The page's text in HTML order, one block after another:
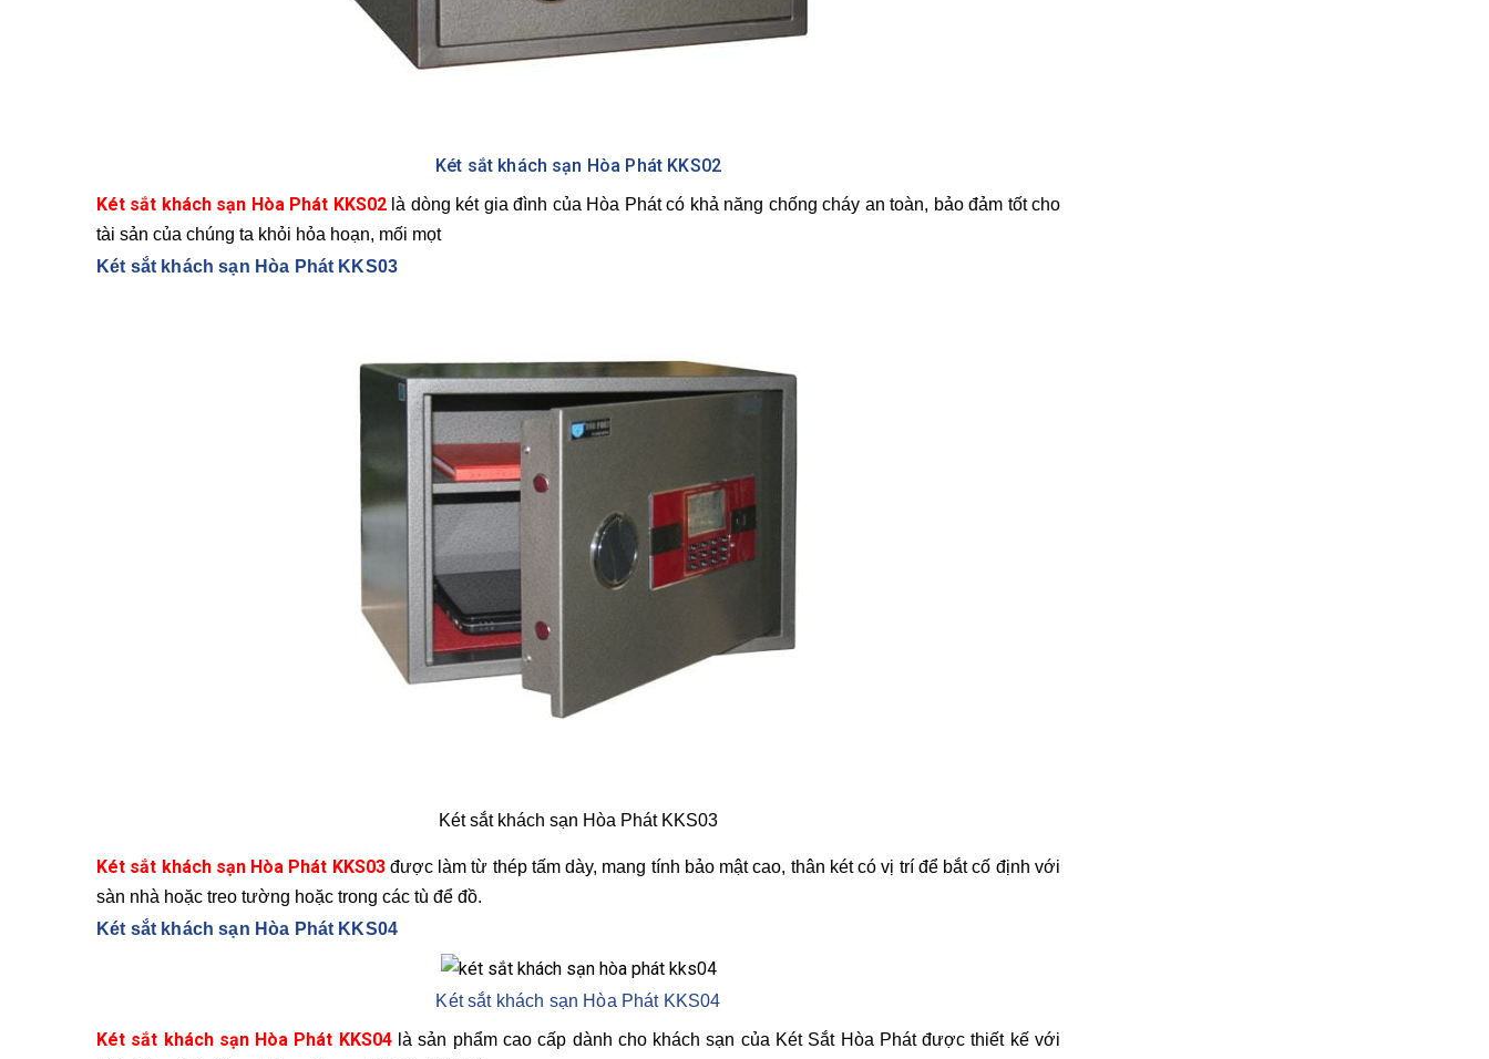
Két sắt khách sạn Hòa Phát KKS02
Két sắt khách sạn Hòa Phát KKS02 là dòng két gia đình của Hòa Phát có khả năng chống cháy an toàn, bảo đảm tốt cho
tài sản của chúng ta khỏi hỏa hoạn, mối mọt
Két sắt khách sạn Hòa Phát KKS03
Két sắt khách sạn Hòa Phát KKS03
Két sắt khách sạn Hòa Phát KKS03được làm từ thép tấm dày, mang tính bảo mật cao, thân két có vị trí để bắt cố định với
sàn nhà hoặc treo tường hoặc trong các tù để đồ.
Két sắt khách sạn Hòa Phát KKS04
Két sắt khách sạn Hòa Phát KKS04
Két sắt khách sạn Hòa Phát KKS04là sản phẩm cao cấp dành cho khách sạn của Két Sắt Hòa Phát được thiết kế với